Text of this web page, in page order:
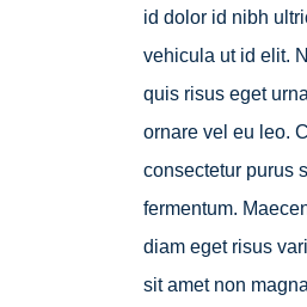
id dolor id nibh
vehicula ut id elit.
quis risus eget
ornare vel eu leo.
consectetur purus
fermentum.
diam eget risus
sit amet non